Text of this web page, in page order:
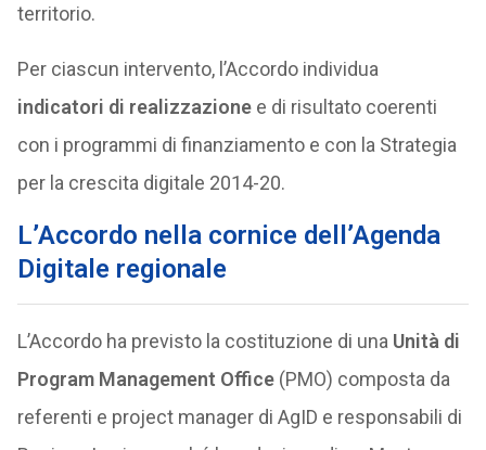
territorio.
Per ciascun intervento, l’Accordo individua
indicatori di realizzazionee di risultato coerenti
con i programmi di finanziamento e con la Strategia
per la crescita digitale 2014-20.
L’Accordo nella cornice dell’Agenda
Digitale regionale
L’Accordo ha previsto la costituzione di una Unità di
Program Management Office(PMO) composta da
referenti e project manager di AgID e responsabili di